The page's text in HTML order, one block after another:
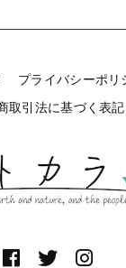
プライバシーポリ
取引法に基づく表記